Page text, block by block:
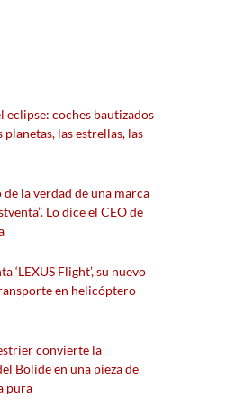
eclipse: coches bautizados
planetas, las estrellas, las
de la verdad de una marca
Lo dice el CEO de
‘LEXUS Flight’, su nuevo
en helicóptero
convierte la
Bolide en una pieza de
pura